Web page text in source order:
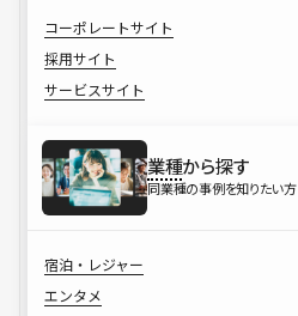
コーポレートサイト
採用サイト
サービスサイト
業種から探す
同業種の事例を知りたい方
宿泊・レジャー
エンタメ